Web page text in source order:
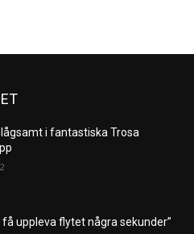
i fantastiska Trosa
få uppleva flytet några sekunder”